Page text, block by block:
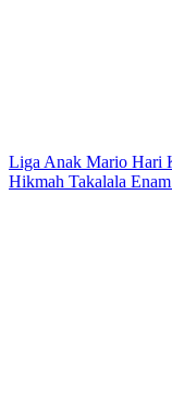
Liga Anak Mario Hari
Hikmah Takalala